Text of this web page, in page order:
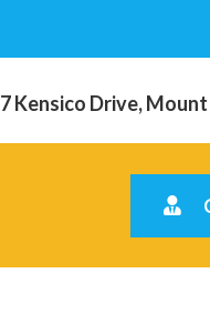
Kensico Drive,